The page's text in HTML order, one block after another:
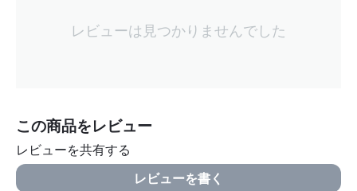
レビューは見つかりませんでした
この商品をレビュー
レビューを共有する
レビューを書く